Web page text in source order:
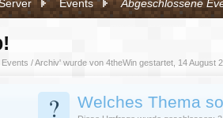
Events Abgeschlossene
/ Archiv' wurde von 4theWin gestartet, 14 August
? Welches Thema